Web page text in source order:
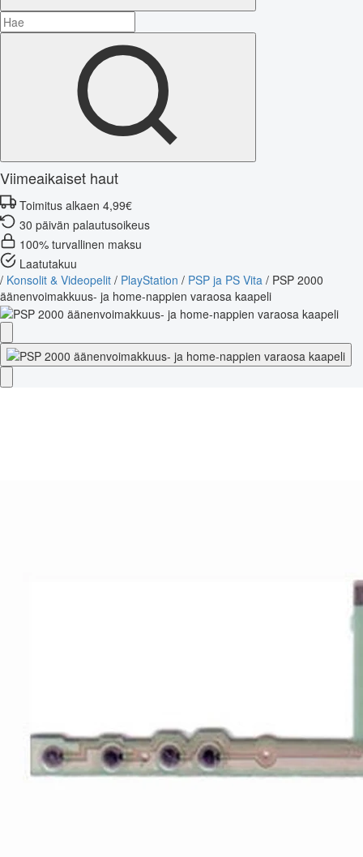
Viimeaikaiset haut
Toimitus alkaen 4,99€
30 päivän palautusoikeus
100% turvallinen maksu
Laatutakuu
/ Konsolit & Videopelit / PlayStation / PSP ja PS Vita / PSP 2000
äänenvoimakkuus- ja home-nappien varaosa kaapeli